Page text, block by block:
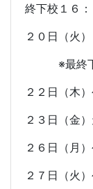
終下校１６：
２０日（火
※最終下
２２日（木
２３日（金
２６日（月
２７日（火